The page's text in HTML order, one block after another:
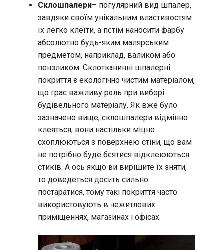
Склошпалери– популярний вид шпалер,
завдяки своїм унікальним властивостям
їх легко клеїти, а потім наносити фарбу
абсолютно будь-яким малярським
предметом, наприклад, валиком або
пензликом. Склотканинні шпалерні
покриття є екологічно чистим матеріалом,
що грає важливу роль при виборі
будівельного матеріалу. Як вже було
зазначено вище, склошпалери відмінно
клеяться, вони настільки міцно
схоплюються з поверхнею стіни, що вам
не потрібно буде боятися відклеюються
стиків. А ось якщо ви вирішите їх зняти,
то доведеться досить сильно
постаратися, тому такі покриття часто
використовують в нежитлових
приміщеннях, магазинах і офісах.